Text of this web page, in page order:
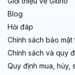
Blog
Hỏi đáp
Chính sách bảo mật
Chính sách và quy
Quy định mua, hủy,